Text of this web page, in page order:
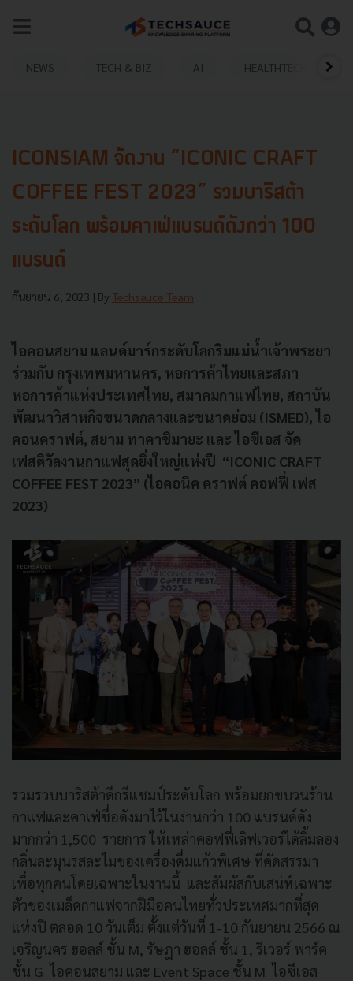
NEWS TECH & BIZ AI HEALTHTECH
ICONSIAM จัดงาน “ICONIC CRAFT
COFFEE FEST 2023” รวมบาริสต้า
ระดับโลก พร้อมคาเฟ่แบรนด์ดังกว่า 100
แบรนด์
กันยายน 6, 2023 | By Techsauce Team
ไอคอนสยาม แลนด์มาร์กระดับโลกริมแม่น้ำเจ้าพระยา
ร่วมกับ กรุงเทพมหานคร, หอการค้าไทยและสภา
หอการค้าแห่งประเทศไทย, สมาคมกาแฟไทย, สถาบัน
พัฒนาวิสาหกิจขนาดกลางและขนาดย่อม (ISMED), ไอ
คอนคราฟต์, สยาม ทาคาชิมายะ และ ไอซีเอส จัด
เฟสติวัลงานกาแฟสุดยิ่งใหญ่แห่งปี “ICONIC CRAFT
COFFEE FEST 2023” (ไอคอนิค คราฟต์ คอฟฟี่ เฟส
2023)
รวมรวบบาริสต้าดีกรีแชมป์ระดับโลก พร้อมยกขบวนร้าน
กาแฟและคาเฟ่ชื่อดังมาไว้ในงานกว่า 100 แบรนด์ดัง
มากกว่า 1,500 รายการ ให้เหล่าคอฟฟี่เลิฟเวอร์ได้ลิ้มลอง
กลิ่นละมุนรสละไมของเครื่องดื่มแก้วพิเศษ ที่คัดสรรมา
เพื่อทุกคนโดยเฉพาะในงานนี้ และสัมผัสกับเสน่ห์เฉพาะ
ตัวของเมล็ดกาแฟจากฝีมือคนไทยทั่วประเทศมากที่สุด
แห่งปี ตลอด 10 วันเต็ม ตั้งแต่วันที่ 1-10 กันยายน 2566 ณ
เจริญนคร ฮอลล์ ชั้น M, รัษฎา ฮอลล์ ชั้น 1, ริเวอร์ พาร์ค
ชั้น G ไอคอนสยาม และ Event Space ชั้น M ไอซีเอส